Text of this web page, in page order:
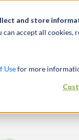
and store
can accept all cookies,
Usefor more